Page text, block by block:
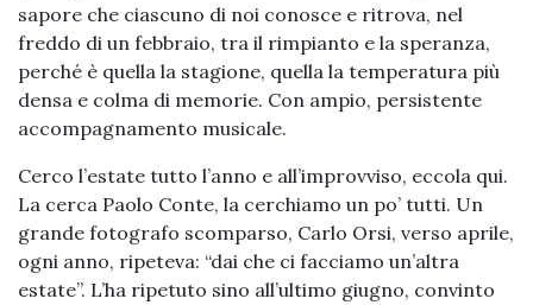
sapore che ciascuno di noi conosce e ritrova, nel
freddo di un febbraio, tra il rimpianto e la speranza,
perché è quella la stagione, quella la temperatura più
densa e colma di memorie. Con ampio, persistente
accompagnamento musicale.
Cerco l’estate tutto l’anno e all’improvviso, eccola qui.
La cerca Paolo Conte, la cerchiamo un po’ tutti. Un
grande fotografo scomparso, Carlo Orsi, verso aprile,
ogni anno, ripeteva: “dai che ci facciamo un’altra
estate”. L’ha ripetuto sino all’ultimo giugno, convinto